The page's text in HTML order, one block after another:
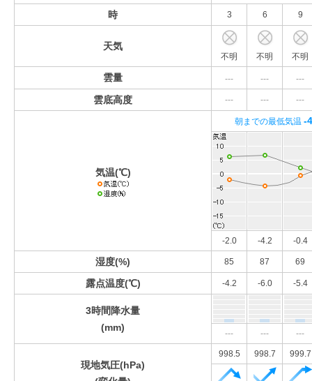
時 3 6 9
天気
不明 不明 不明
雲量 --- --- ---
雲底高度 --- --- ---
気温(℃)
朝までの最低気温 -
-2.0 -4.2 -0.4
湿度(%) 85 87 69
露点温度(℃) -4.2 -6.0 -5.4
3時間降水量
(mm)
--- --- ---
現地気圧(hPa)
998.5 998.7 999.7